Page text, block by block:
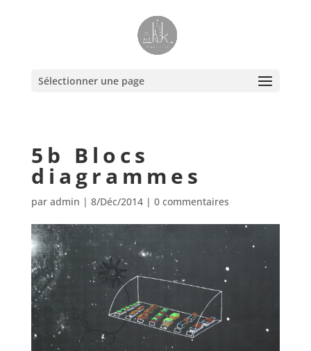
Sélectionner une page
5b Blocs
diagrammes
par admin | 8/Déc/2014| 0 commentaires